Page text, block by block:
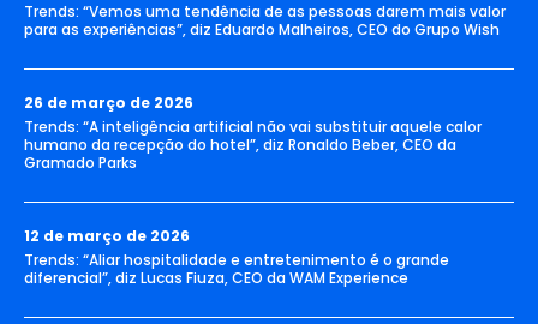
Trends: “Vemos uma tendência de as pessoas darem mais valor
para as experiências”, diz Eduardo Malheiros, CEO do Grupo Wish
26 de março de 2026
Trends: “A inteligência artificial não vai substituir aquele calor
humano da recepção do hotel”, diz Ronaldo Beber, CEO da
Gramado Parks
12 de março de 2026
Trends: “Aliar hospitalidade e entretenimento é o grande
diferencial”, diz Lucas Fiuza, CEO da WAM Experience